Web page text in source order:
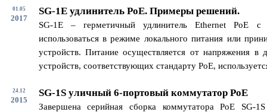
01.05
2017
SG-1E удлинитель PoE. Примеры решений.
SG-1E – герметичный удлинитель Ethernet PoE
использоваться в режиме локального питания или
устройств. Питание осуществляется от напряжения
устройств, соответствующих стандарту PoE,
24.12
2015
SG-1S уличный 6-портовый коммутатор PoE
Завершена серийная сборка коммутатора PoE SG-